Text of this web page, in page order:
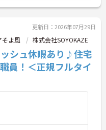
更新日：2026年07月29日
そよ風 株式会社SOYOKAZE
ッシュ休暇あり♪住宅
員！＜正規フルタイ